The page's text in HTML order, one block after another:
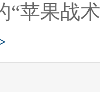
“苹果战